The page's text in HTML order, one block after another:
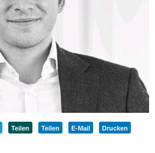
Teilen Teilen E-Mail Drucken